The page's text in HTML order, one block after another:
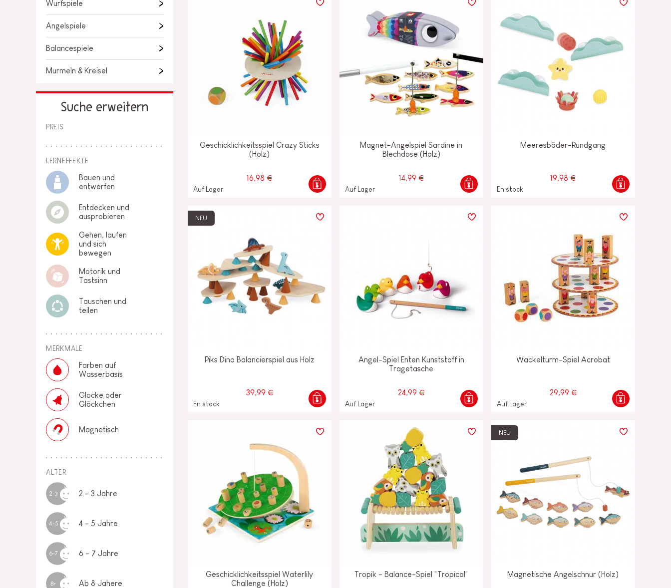
BABY &
KLEINKINDSPIELZEUG
ROLLENSPIEL
SPIELWELTEN
Wurfspiele
Angelspiele
Balancespiele
Murmeln & Kreisel
Suche erweitern
PREIS
LERNEFFEKTE
Bauen und
entwerfen
Entdecken und
ausprobieren
Gehen, laufen
und sich
bewegen
Motorik und
Tastsinn
Tauschen und
teilen
MERKMALE
Farben auf
Wasserbasis
Glocke oder
Glöckchen
Magnetisch
ALTER
2-3 2 - 3 Jahre
4-5 4 - 5 Jahre
6-7 6 - 7 Jahre
8+ Ab 8 Jahere
Geschicklichkeitsspiel Crazy Sticks
(Holz)
16,98 €
Auf Lager
Magnet-Angelspiel Sardine in
Blechdose (Holz)
14,99 €
Auf Lager
Meeresbäder-Rundgang
19,98 €
En stock
NEU
Piks Dino Balancierspiel aus Holz
39,99 €
En stock
Angel-Spiel Enten Kunststoff in
Tragetasche
24,99 €
Auf Lager
Wackelturm-Spiel Acrobat
29,99 €
Auf Lager
Geschicklichkeitsspiel Waterlily
Challenge (Holz)
Tropik - Balance-Spiel "Tropical"
NEU
Magnetische Angelschnur (Holz)